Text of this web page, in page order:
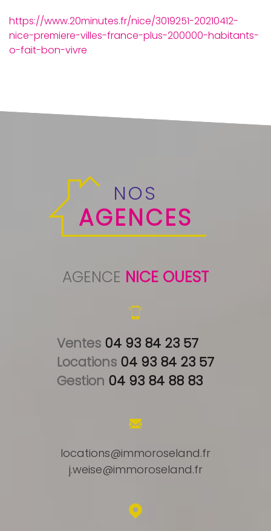
https://www.20minutes.fr/nice/3019251-20210412-
nice-premiere-villes-france-plus-200000-habitants-
o-fait-bon-vivre
AGENCE NICE OUEST
Ventes 04 93 84 23 57
Locations 04 93 84 23 57
Gestion 04 93 84 88 83
locations@immoroseland.fr
j.weise@immoroseland.fr
NOS
AGENCES